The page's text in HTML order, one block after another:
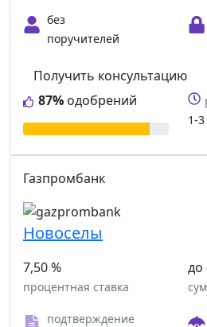
без
поручителей
87% одобрений
Получить консультацию
1-
Газпромбанк
Новоселы
7,50 %
процентная ставка
до
подтверждение